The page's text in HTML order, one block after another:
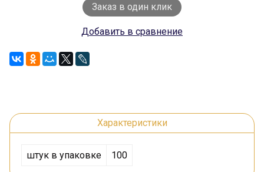
Заказ в один клик
Добавить в сравнение
Характеристики
штук в упаковке 100